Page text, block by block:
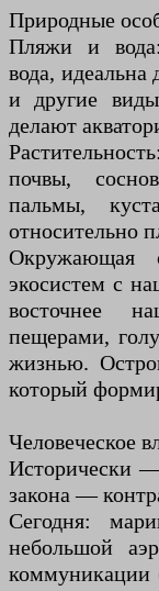
Природные
Пляжи и
вода, идеальна
и другие
делают
почвы,
пальмы,
относительно
Окружающая
экосистем с
восточнее
пещерами,
жизнью.
который
Человеческое
Исторически
закона —
Сегодня:
небольшой
коммуникации